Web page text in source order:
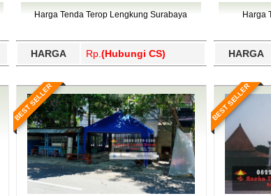
Wajo, Wakatobi, Waropen, Way Kanan,
Harga Tenda Terop Lengkung Surabaya
HARGA Rp. (Hubungi CS)
Harga
HARGA
BEST SELLER BEST SELLER